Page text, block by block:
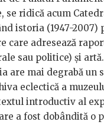
se ridică acum
istoria (1947-2007)
care adresează
sau politice) și
are mai degrabă un
eclectică a
introductiv al
a fost dobândită o